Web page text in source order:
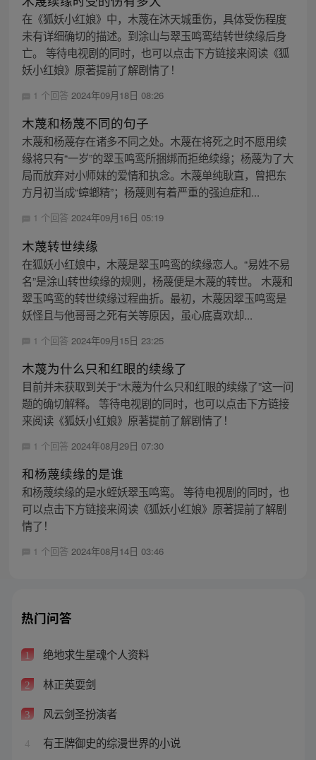
在《狐妖小红娘》中，木蔑在沐天城重伤，具体受伤程度
未有详细确切的描述。到涂山与翠玉鸣鸾结转世续缘后身
亡。 等待电视剧的同时，也可以点击下方链接来阅读《狐
妖小红娘》原著提前了解剧情了！
1 个回答 2024年09月18日 08:26
木蔑和杨蔑不同的句子
木蔑和杨蔑存在诸多不同之处。木蔑在将死之时不愿用续
缘将只有“一岁”的翠玉鸣鸾所捆绑而拒绝续缘；杨蔑为了大
局而放弃对小师妹的爱情和执念。木蔑单纯耿直，曾把东
方月初当成“蟑螂精”；杨蔑则有着严重的强迫症和...
1 个回答 2024年09月16日 05:19
木蔑转世续缘
在狐妖小红娘中，木蔑是翠玉鸣鸾的续缘恋人。“易姓不易
名”是涂山转世续缘的规则，杨蔑便是木蔑的转世。 木蔑和
翠玉鸣鸾的转世续缘过程曲折。最初，木蔑因翠玉鸣鸾是
妖怪且与他哥哥之死有关等原因，虽心底喜欢却...
1 个回答 2024年09月15日 23:25
木蔑为什么只和红眼的续缘了
目前并未获取到关于“木蔑为什么只和红眼的续缘了”这一问
题的确切解释。 等待电视剧的同时，也可以点击下方链接
来阅读《狐妖小红娘》原著提前了解剧情了！
1 个回答 2024年08月29日 07:30
和杨蔑续缘的是谁
和杨蔑续缘的是水蛭妖翠玉鸣鸾。 等待电视剧的同时，也
可以点击下方链接来阅读《狐妖小红娘》原著提前了解剧
情了！
1 个回答 2024年08月14日 03:46
热门问答
1 绝地求生星魂个人资料
2 林正英耍剑
3 风云剑圣扮演者
4 有王牌御史的综漫世界的小说